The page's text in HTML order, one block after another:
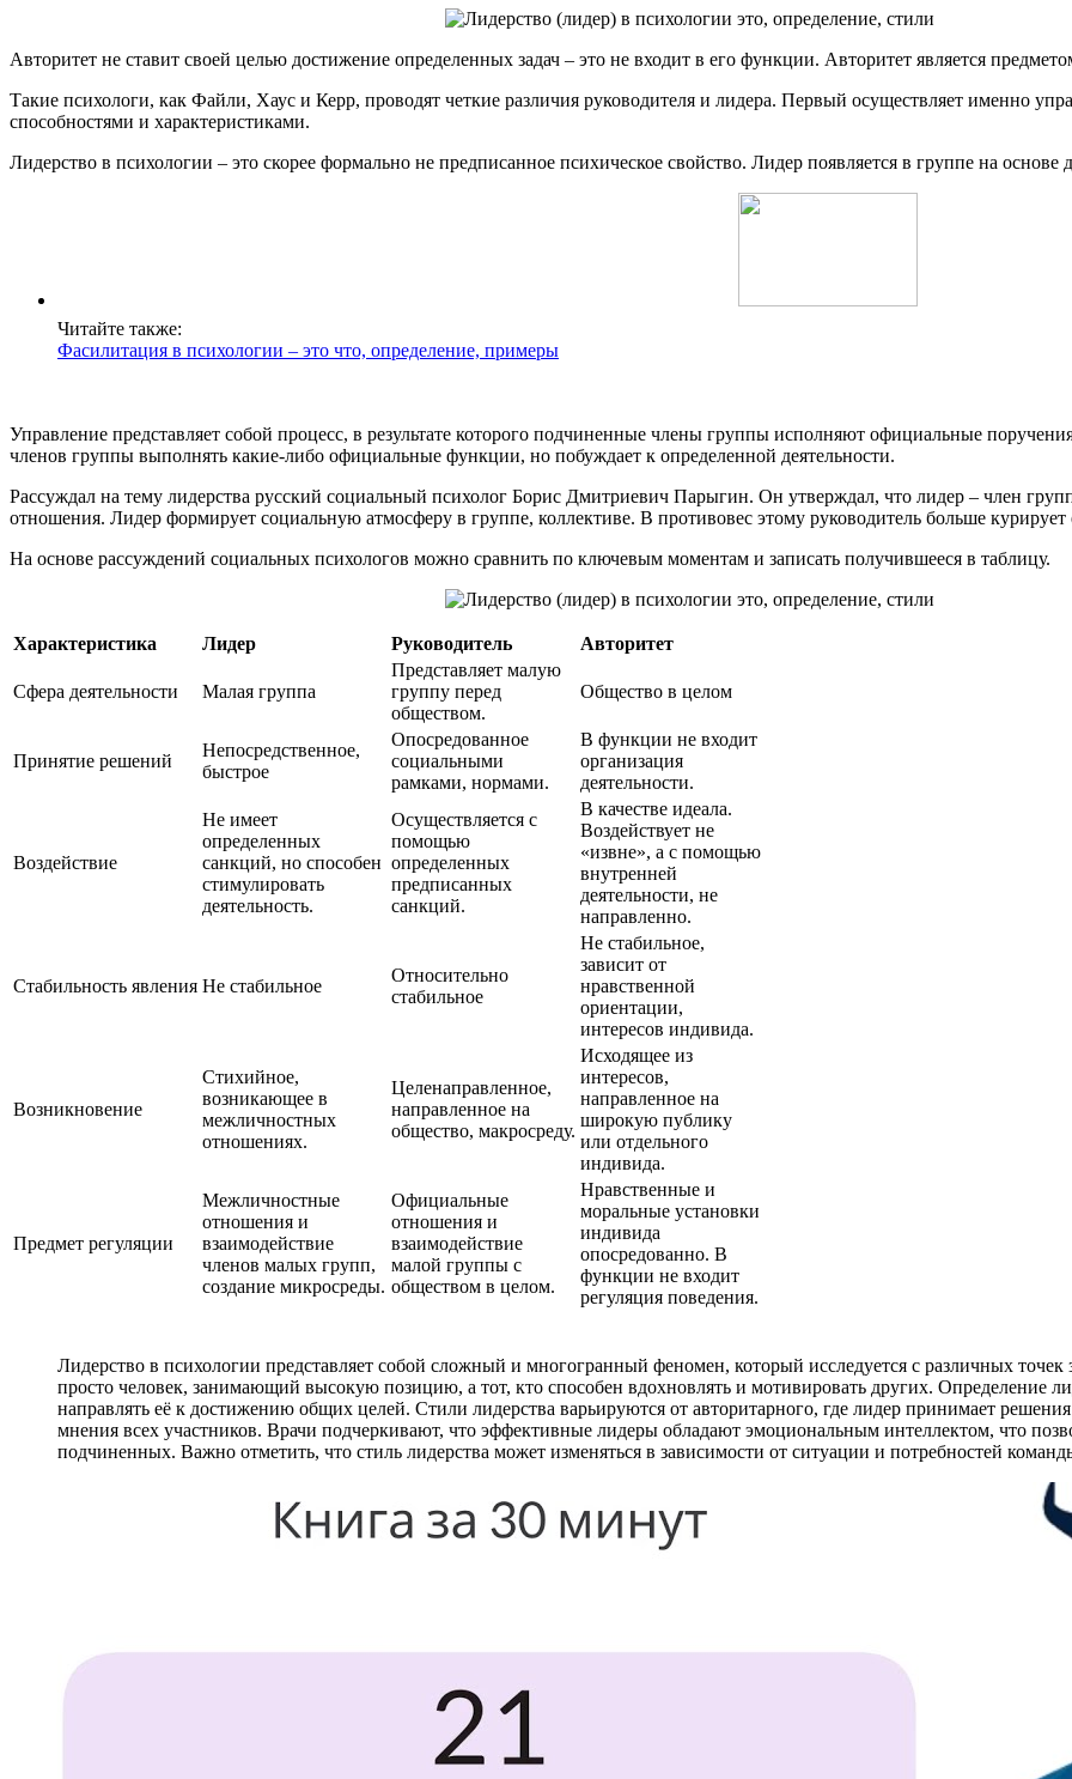
Авторитет не ставит своей целью достижение определенных задач – это не входит в его функции. Авторитет является
Такие психологи, как Файли, Хаус и Керр, проводят четкие различия руководителя и лидера. Первый осуществляет именно
способностями и характеристиками.
Лидерство в психологии – это скорее формально не предписанное психическое свойство. Лидер появляется в группе на
Читайте также:
Фасилитация в психологии – это что, определение, примеры
Управление представляет собой процесс, в результате которого подчиненные члены группы исполняют официальные
членов группы выполнять какие-либо официальные функции, но побуждает к определенной деятельности.
Рассуждал на тему лидерства русский социальный психолог Борис Дмитриевич Парыгин. Он утверждал, что лидер – член
отношения. Лидер формирует социальную атмосферу в группе, коллективе. В противовес этому руководитель больше
На основе рассуждений социальных психологов можно сравнить по ключевым моментам и записать получившееся в таблицу.
Характеристика Лидер Руководитель Авторитет
Сфера деятельности Малая группа
Представляет малую
группу перед
обществом.
Общество в целом
Принятие решений
Непосредственное,
быстрое
Опосредованное
социальными
рамками, нормами.
В функции не входит
организация
деятельности.
Воздействие
Не имеет
определенных
санкций, но способен
стимулировать
деятельность.
Осуществляется с
помощью
определенных
предписанных
санкций.
В качестве идеала.
Воздействует не
«извне», а с помощью
внутренней
деятельности, не
направленно.
Стабильность явления Не стабильное
Относительно
стабильное
Не стабильное,
зависит от
нравственной
ориентации,
интересов индивида.
Возникновение
Стихийное,
возникающее в
межличностных
отношениях.
Целенаправленное,
направленное на
общество, макросреду.
Исходящее из
интересов,
направленное на
широкую публику
или отдельного
индивида.
Предмет регуляции
Межличностные
отношения и
взаимодействие
членов малых групп,
создание микросреды.
Официальные
отношения и
взаимодействие
малой группы с
обществом в целом.
Нравственные и
моральные установки
индивида
опосредованно. В
функции не входит
регуляция поведения.
Лидерство в психологии представляет собой сложный и многогранный феномен, который исследуется с различных
просто человек, занимающий высокую позицию, а тот, кто способен вдохновлять и мотивировать других. Определение
направлять её к достижению общих целей. Стили лидерства варьируются от авторитарного, где лидер принимает
мнения всех участников. Врачи подчеркивают, что эффективные лидеры обладают эмоциональным интеллектом, что
подчиненных. Важно отметить, что стиль лидерства может изменяться в зависимости от ситуации и потребностей